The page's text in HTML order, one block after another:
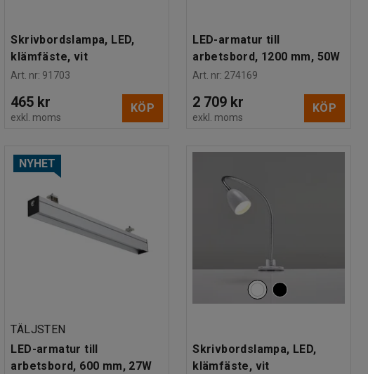
Skrivbordslampa, LED,
klämfäste, vit
Art. nr: 91703
465 kr
exkl. moms
KÖP
LED-armatur till
arbetsbord, 1200 mm, 50W
Art. nr: 274169
2 709 kr
exkl. moms
KÖP
NYHET
TÄLJSTEN
LED-armatur till
arbetsbord, 600 mm, 27W
Skrivbordslampa, LED,
klämfäste, vit